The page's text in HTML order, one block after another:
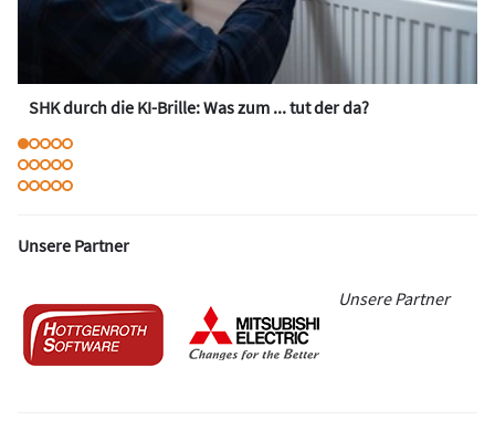
SHK durch die KI-Brille: Was zum ... tut der da?
Unsere Partner
Unsere Partner